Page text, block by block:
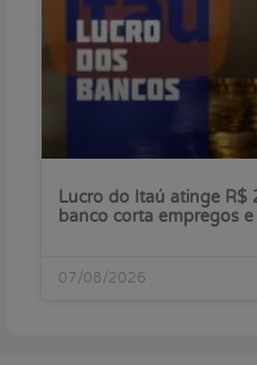
Lucro do Itaú atinge
banco corta empregos
07/08/2026